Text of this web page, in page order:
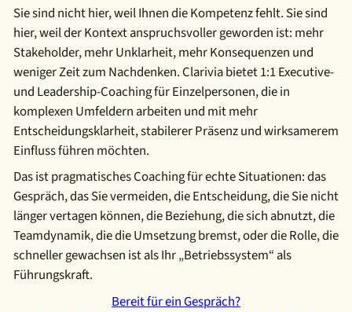
Sie sind nicht hier, weil Ihnen die Kompetenz fehlt. Sie sind
hier, weil der Kontext anspruchsvoller geworden ist: mehr
Stakeholder, mehr Unklarheit, mehr Konsequenzen und
weniger Zeit zum Nachdenken. Clarivia bietet 1:1 Executive-
und Leadership-Coaching für Einzelpersonen, die in
komplexen Umfeldern arbeiten und mit mehr
Entscheidungs­klarheit, stabilerer Präsenz und wirksamerem
Einfluss führen möchten.
Das ist pragmatisches Coaching für echte Situationen: das
Gespräch, das Sie vermeiden, die Entscheidung, die Sie nicht
länger vertagen können, die Beziehung, die sich abnutzt, die
Teamdynamik, die die Umsetzung bremst, oder die Rolle, die
schneller gewachsen ist als Ihr „Betriebssystem“ als
Führungskraft.
Bereit für ein Gespräch?